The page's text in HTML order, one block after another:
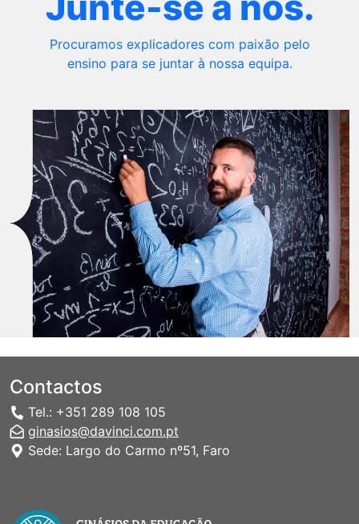
Procuramos explicadores com paixão pelo
ensino para se juntar à nossa equipa.
Contactos
Tel.: +351 289 108 105
ginasios@davinci.com.pt
Sede: Largo do Carmo nº51, Faro